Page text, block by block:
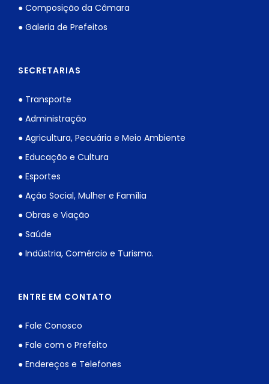
● Composição da Câmara
● Galeria de Prefeitos
SECRETARIAS
● Transporte
● Administração
● Agricultura, Pecuária e Meio Ambiente
● Educação e Cultura
● Esportes
● Ação Social, Mulher e Família
● Obras e Viação
● Saúde
● Indústria, Comércio e Turismo.
ENTRE EM CONTATO
● Fale Conosco
● Fale com o Prefeito
● Endereços e Telefones